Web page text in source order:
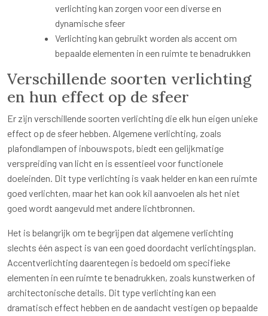
verlichting kan zorgen voor een diverse en
dynamische sfeer
Verlichting kan gebruikt worden als accent om
bepaalde elementen in een ruimte te benadrukken
Verschillende soorten verlichting
en hun effect op de sfeer
Er zijn verschillende soorten verlichting die elk hun eigen unieke
effect op de sfeer hebben. Algemene verlichting, zoals
plafondlampen of inbouwspots, biedt een gelijkmatige
verspreiding van licht en is essentieel voor functionele
doeleinden. Dit type verlichting is vaak helder en kan een ruimte
goed verlichten, maar het kan ook kil aanvoelen als het niet
goed wordt aangevuld met andere lichtbronnen.
Het is belangrijk om te begrijpen dat algemene verlichting
slechts één aspect is van een goed doordacht verlichtingsplan.
Accentverlichting daarentegen is bedoeld om specifieke
elementen in een ruimte te benadrukken, zoals kunstwerken of
architectonische details. Dit type verlichting kan een
dramatisch effect hebben en de aandacht vestigen op bepaalde